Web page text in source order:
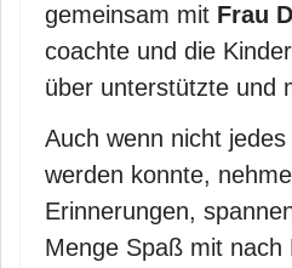
gemeinsam mit Frau
coachte und die
über unterstützte und
Auch wenn nicht
werden konnte,
Erinnerungen,
Menge Spaß mit nach